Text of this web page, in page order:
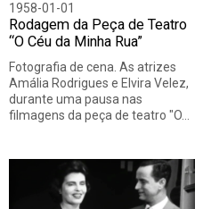
1958-01-01
Rodagem da Peça de Teatro
“O Céu da Minha Rua”
Fotografia de cena. As atrizes
Amália Rodrigues e Elvira Velez,
durante uma pausa nas
filmagens da peça de teatro "O…